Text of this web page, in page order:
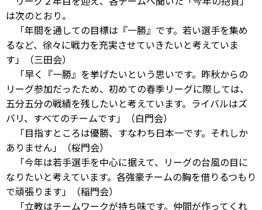
は次のとおり。
「年間を通しての目標は『一勝』です。若い選手を集め
るなど、徐々に戦力を充実させていきたいと考えていま
す」（三田会）
「早く『一勝』を挙げたいという思いです。昨秋からの
リーグ参加だったため、初めての春季リーグに際しては、
五分五分の戦績を残したいと考えています。ライバルはズ
バリ、すべてのチームです」（白門会）
「目指すところは優勝、すなわち日本一です。それしか
ありません」（桜門会）
「今年は若手選手を中心に据えて、リーグの台風の目に
なりたいと考えています。各強豪チームの胸を借りるつもり
で頑張ります」（稲門会）
「立教はチームワークが持ち味です。仲間が作ってくれ